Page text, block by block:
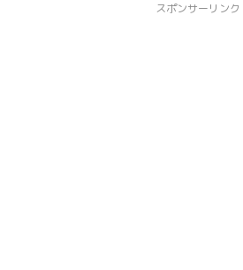
スポンサーリンク